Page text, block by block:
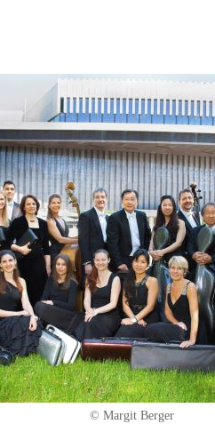
© Margit Berger